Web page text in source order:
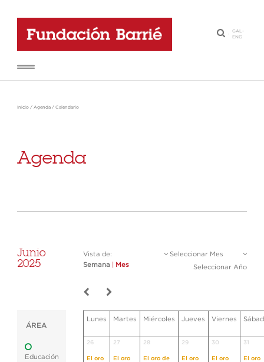
·
GAL-
ENG
Inicio / Agenda / Calendario
Agenda
Junio
2025
Vista de:
Semana
Mes
Seleccionar Mes
Seleccionar Año
ÁREA
Educación
Lunes Martes Miércoles Jueves Viernes
26
El oro
27
El oro
28
El oro de
29
El oro
30
El oro
31
El oro